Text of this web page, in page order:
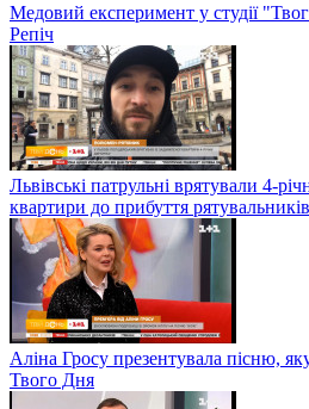
Медовий експеримент у студії
Репіч
Львівські патрульні врятували 4-
квартири до прибуття рятувальників
Аліна Гросу презентувала пісню,
Твого Дня